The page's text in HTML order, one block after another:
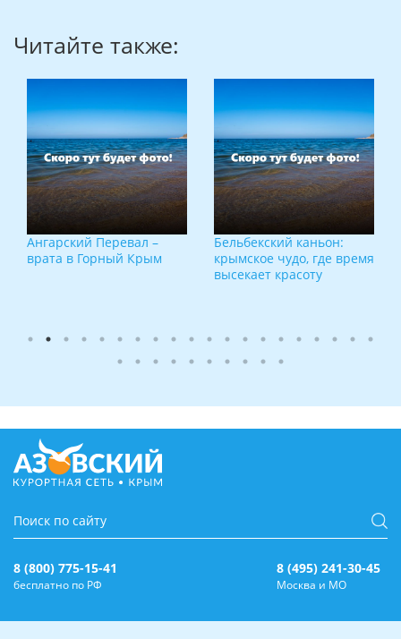
Читайте также:
Ангарский Перевал –
врата в Горный Крым
Бельбекский каньон:
крымское чудо, где время
высекает красоту
8 (800) 775-15-41
бесплатно по РФ
8 (495) 241-30-45
Москва и МО